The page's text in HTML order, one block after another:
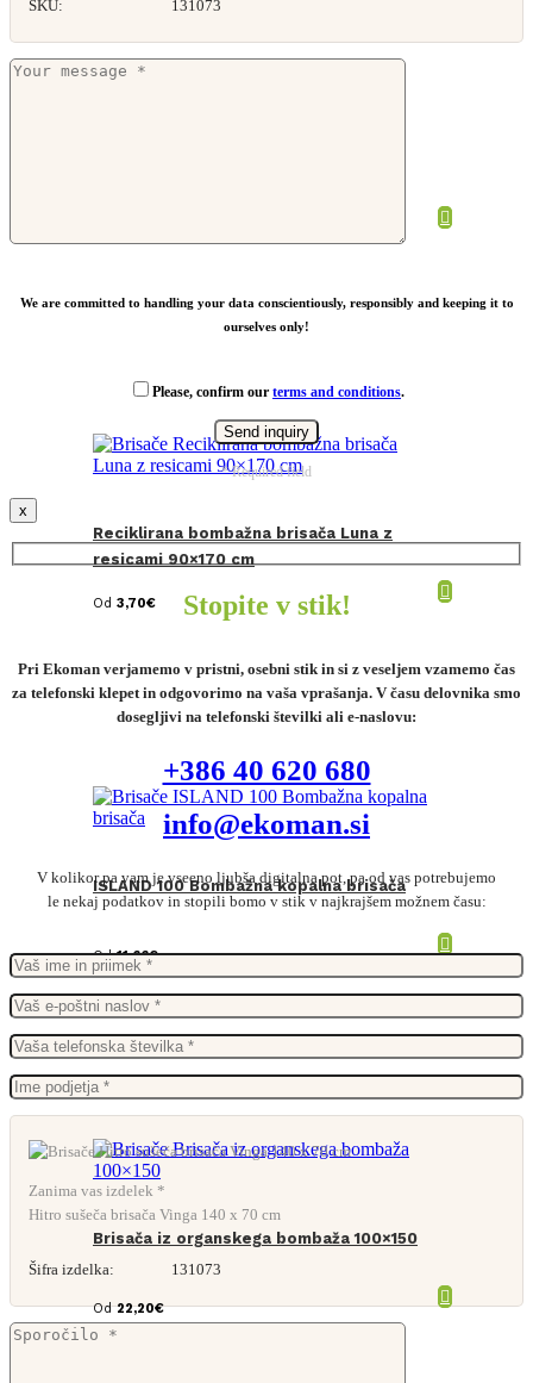
Reciklirana bombažna brisača Luna z
resicami 90×170 cm
Od 3,70€
ISLAND 100 Bombažna kopalna brisača
Od11,66€
Brisača iz organskega bombaža 100×150
Od22,20€
SKU: 131073
We are committed to handling your data conscientiously, responsibly and keeping it to
ourselves only!
Please, confirm our terms and conditions.
* Required field
x
Stopite v stik!
Pri Ekoman verjamemo v pristni, osebni stik in si z veseljem vzamemo čas
za telefonski klepet in odgovorimo na vaša vprašanja. V času delovnika smo
dosegljivi na telefonski številki ali e-naslovu:
+386 40 620 680
info@ekoman.si
V kolikor pa vam je vseeno ljubša digitalna pot, pa od vas potrebujemo
le nekaj podatkov in stopili bomo v stik v najkrajšem možnem času:
Zanima vas izdelek *
Hitro sušeča brisača Vinga 140 x 70 cm
Šifra izdelka: 131073